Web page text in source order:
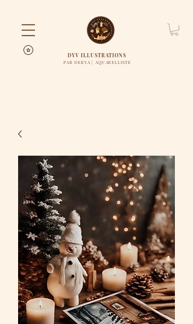
DYV ILLUSTRATIONS
PAR DERYA | AQUARELLISTE